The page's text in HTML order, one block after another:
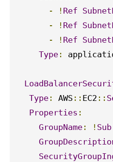
-
! Ref
-
! Ref
-
! Ref
Type :
Type : AWS :: EC2 ::
Properties :
GroupName : ! Sub